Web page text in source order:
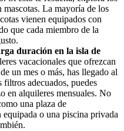
La mayoría de los
vienen equipados con
que cada miembro de la
duración en la isla de
vacacionales que ofrezcan
un mes o más, has llegado al
adecuados, puedes
en alquileres mensuales. No
una plaza de
o una piscina privada